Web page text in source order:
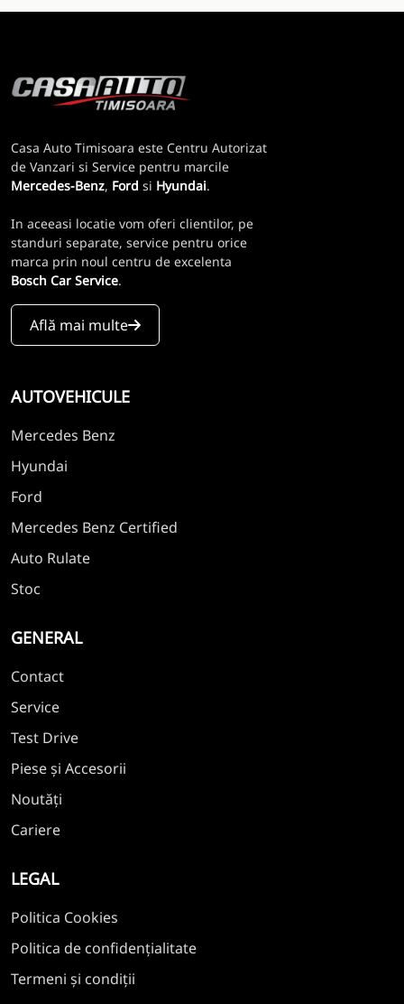
Casa Auto Timisoara este Centru Autorizat
de Vanzari si Service pentru marcile
Mercedes-Benz, Ford si Hyundai.
In aceeasi locatie vom oferi clientilor, pe
standuri separate, service pentru orice
marca prin noul centru de excelenta
Bosch Car Service.
Află mai multe
AUTOVEHICULE
Mercedes Benz
Hyundai
Ford
Mercedes Benz Certified
Auto Rulate
Stoc
GENERAL
Contact
Service
Test Drive
Piese și Accesorii
Noutăți
Cariere
LEGAL
Politica Cookies
Politica de confidențialitate
Termeni și condiții